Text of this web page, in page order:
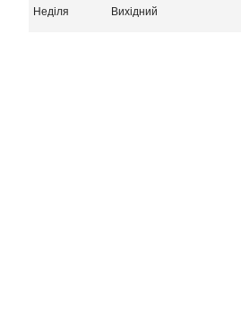
Неділя
Вихідний